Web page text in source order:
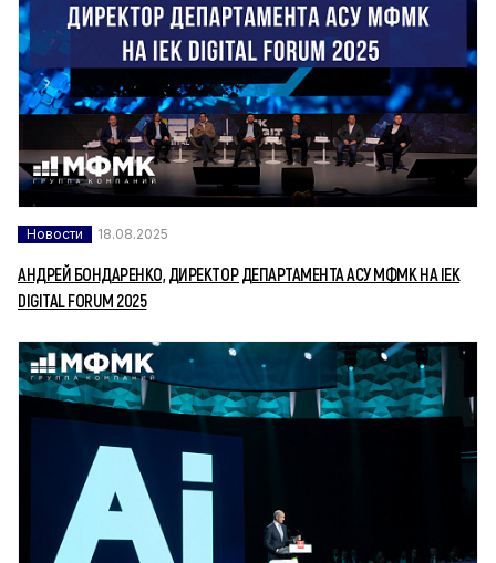
Новости 18.08.2025
АНДРЕЙ БОНДАРЕНКО, ДИРЕКТОР ДЕПАРТАМЕНТА АСУ МФМК НА IEK
DIGITAL FORUM 2025